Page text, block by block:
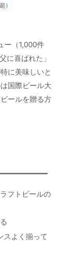
）
ー（1,000件
に喜ばれた」
に美味しいと
国際ビール大
ールを贈る方
フトビールの
スよく揃って